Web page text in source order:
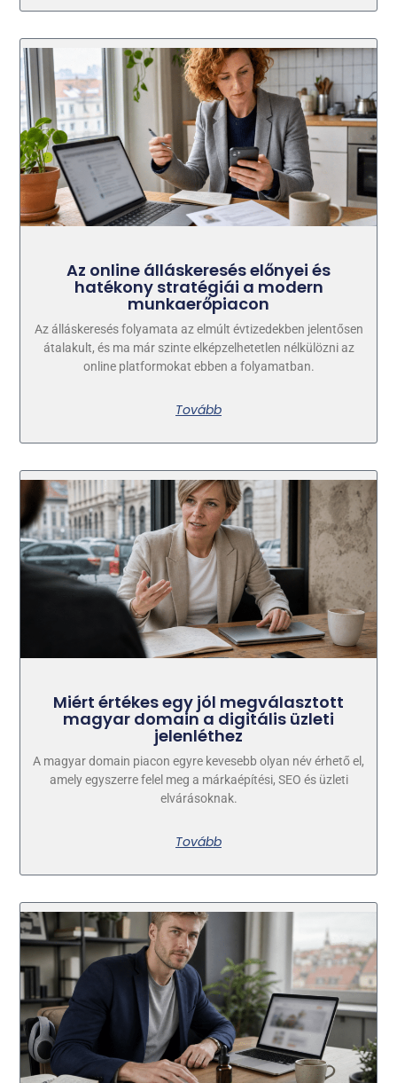
Az online álláskeresés előnyei és
hatékony stratégiái a modern
munkaerőpiacon
Az álláskeresés folyamata az elmúlt évtizedekben jelentősen
átalakult, és ma már szinte elképzelhetetlen nélkülözni az
online platformokat ebben a folyamatban.
Tovább
Miért értékes egy jól megválasztott
magyar domain a digitális üzleti
jelenléthez
A magyar domain piacon egyre kevesebb olyan név érhető el,
amely egyszerre felel meg a márkaépítési, SEO és üzleti
elvárásoknak.
Tovább